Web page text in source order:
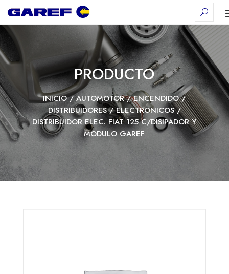
PRODUCTO
INICIO/AUTOMOTOR/ENCENDIDO/
DISTRIBUIDORES/ELECTRONICOS/
DISTRIBUIDOR ELEC. FIAT 125 C/DISIPADOR Y
MODULO GAREF